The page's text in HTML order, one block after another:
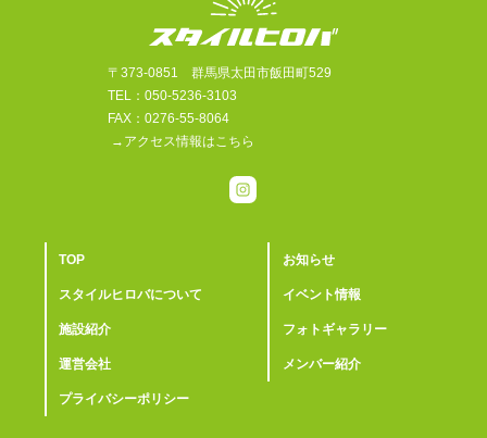
〒373-0851 群馬県太田市飯田町529
TEL：050-5236-3103
FAX：0276-55-8064
→アクセス情報はこちら
TOP お知らせ
スタイルヒロバについて イベント情報
施設紹介 フォトギャラリー
運営会社 メンバー紹介
プライバシーポリシー